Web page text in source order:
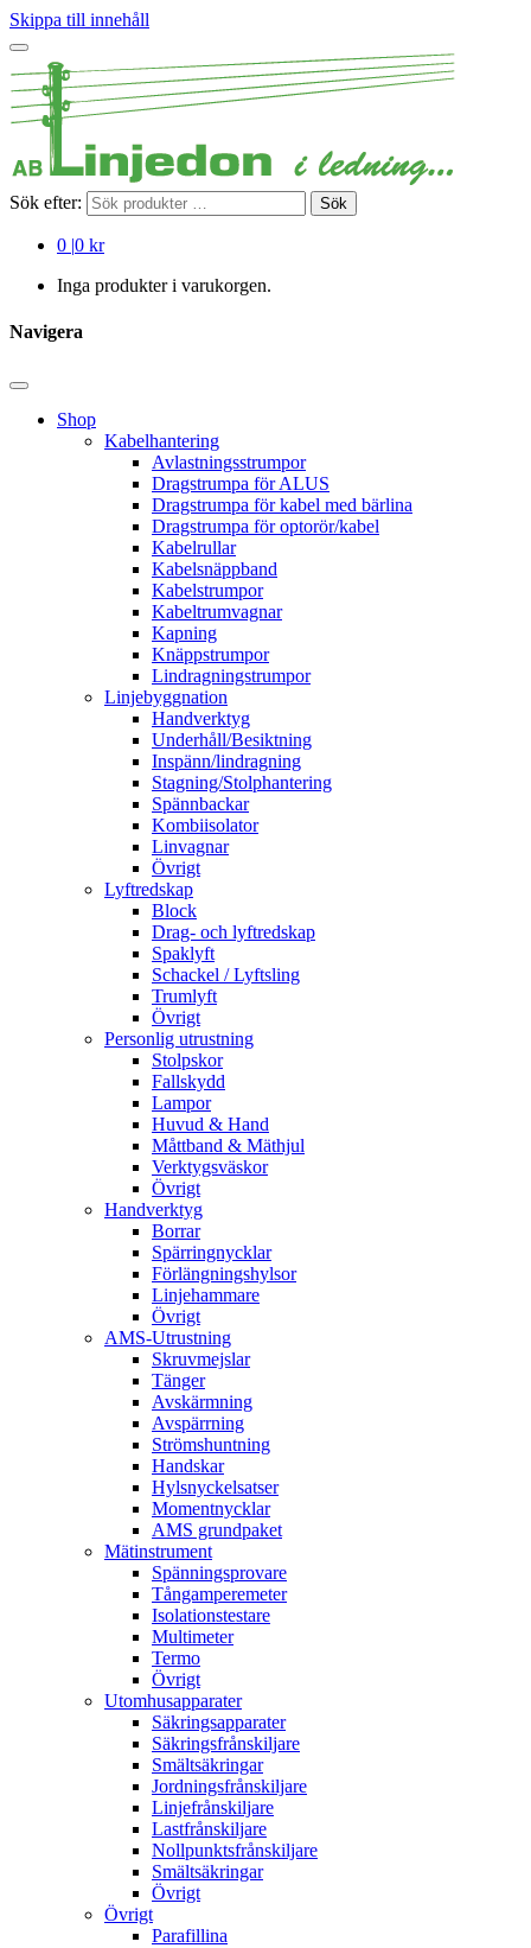
Skippa till innehåll
Sök efter: Sök
0 |0 kr
Inga produkter i varukorgen.
Navigera
Shop
Kabelhantering
Avlastningsstrumpor
Dragstrumpa för ALUS
Dragstrumpa för kabel med bärlina
Dragstrumpa för optorör/kabel
Kabelrullar
Kabelsnäppband
Kabelstrumpor
Kabeltrumvagnar
Kapning
Knäppstrumpor
Lindragningstrumpor
Linjebyggnation
Handverktyg
Underhåll/Besiktning
Inspänn/lindragning
Stagning/Stolphantering
Spännbackar
Kombiisolator
Linvagnar
Övrigt
Lyftredskap
Block
Drag- och lyftredskap
Spaklyft
Schackel / Lyftsling
Trumlyft
Övrigt
Personlig utrustning
Stolpskor
Fallskydd
Lampor
Huvud & Hand
Måttband & Mäthjul
Verktygsväskor
Övrigt
Handverktyg
Borrar
Spärringnycklar
Förlängningshylsor
Linjehammare
Övrigt
AMS-Utrustning
Skruvmejslar
Tänger
Avskärmning
Avspärrning
Strömshuntning
Handskar
Hylsnyckelsatser
Momentnycklar
AMS grundpaket
Mätinstrument
Spänningsprovare
Tångamperemeter
Isolationstestare
Multimeter
Termo
Övrigt
Utomhusapparater
Säkringsapparater
Säkringsfrånskiljare
Smältsäkringar
Jordningsfrånskiljare
Linjefrånskiljare
Lastfrånskiljare
Nollpunktsfrånskiljare
Smältsäkringar
Övrigt
Övrigt
Parafillina